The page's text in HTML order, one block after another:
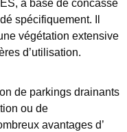
à base de concassé
spécifiquement. Il
végétation extensive
d’utilisation.
de parkings drainants
ou de
avantages d’